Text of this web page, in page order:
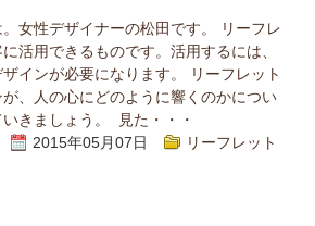
。女性デザイナーの松田です。 リーフレ
活用できるものです。活用するには、
インが必要になります。 リーフレット
、人の心にどのように響くのかについ
きましょう。 見た・・・
2015年05月07日
リーフレット